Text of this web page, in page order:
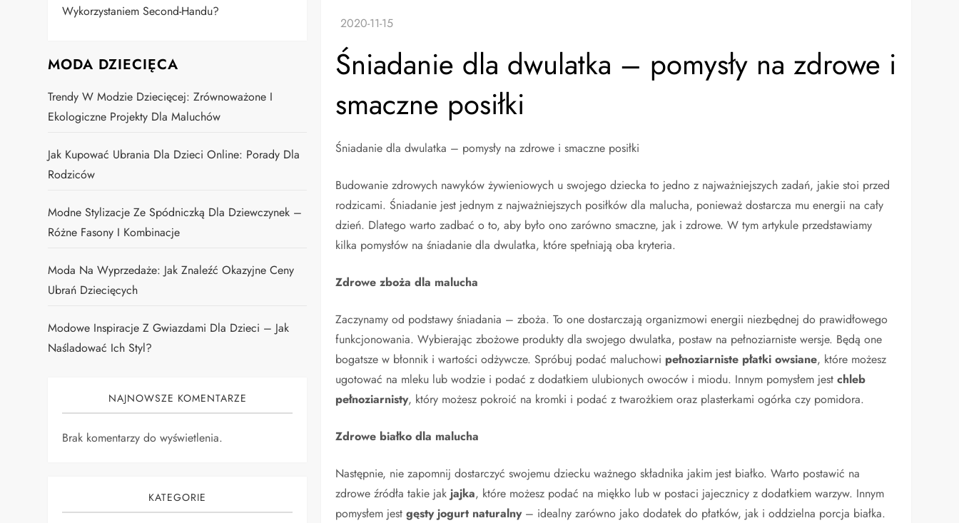
Śniadanie dla dwulatka – pomysły na zdrowe i
smaczne posiłki
Śniadanie dla dwulatka – pomysły na zdrowe i smaczne posiłki
Budowanie zdrowych nawyków żywieniowych u swojego dziecka to jedno z najważniejszych zadań, jakie stoi przed
rodzicami. Śniadanie jest jednym z najważniejszych posiłków dla malucha, ponieważ dostarcza mu energii na cały
dzień. Dlatego warto zadbać o to, aby było ono zarówno smaczne, jak i zdrowe. W tym artykule przedstawiamy
kilka pomysłów na śniadanie dla dwulatka, które spełniają oba kryteria.
Zdrowe zboża dla malucha
Zaczynamy od podstawy śniadania – zboża. To one dostarczają organizmowi energii niezbędnej do prawidłowego
funkcjonowania. Wybierając zbożowe produkty dla swojego dwulatka, postaw na pełnoziarniste wersje. Będą one
bogatsze w błonnik i wartości odżywcze. Spróbuj podać maluchowi pełnoziarniste płatki owsiane, które możesz
ugotować na mleku lub wodzie i podać z dodatkiem ulubionych owoców i miodu. Innym pomysłem jestchleb
pełnoziarnisty, który możesz pokroić na kromki i podać z twarożkiem oraz plasterkami ogórka czy pomidora.
Zdrowe białko dla malucha
Następnie, nie zapomnij dostarczyć swojemu dziecku ważnego składnika jakim jest białko. Warto postawić na
zdrowe źródła takie jakjajka, które możesz podać na miękko lub w postaci jajecznicy z dodatkiem warzyw. Innym
pomysłem jestgęsty jogurt naturalny– idealny zarówno jako dodatek do płatków, jak i oddzielna porcja białka.
Wykorzystaniem Second-Handu?
MODA DZIECIĘCA
Trendy W Modzie Dziecięcej: Zrównoważone I
Ekologiczne Projekty Dla Maluchów
Jak Kupować Ubrania Dla Dzieci Online: Porady Dla
Rodziców
Modne Stylizacje Ze Spódniczką Dla Dziewczynek –
Różne Fasony I Kombinacje
Moda Na Wyprzedaże: Jak Znaleźć Okazyjne Ceny
Ubrań Dziecięcych
Modowe Inspiracje Z Gwiazdami Dla Dzieci – Jak
Naśladować Ich Styl?
NAJNOWSZE KOMENTARZE
Brak komentarzy do wyświetlenia.
KATEGORIE